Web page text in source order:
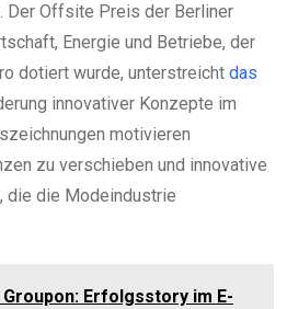
Der Offsite Preis der Berliner
Energie und Betriebe, der
dotiert wurde, unterstreicht das
innovativer Konzepte im
motivieren
zu verschieben und innovative
die die Modeindustrie
Erfolgsstory im E-